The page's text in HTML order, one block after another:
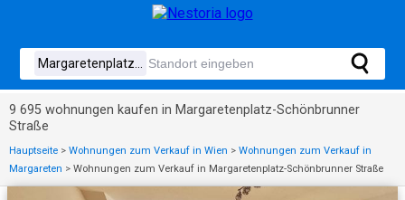
9 695 wohnungen kaufen in Margaretenplatz-Schönbrunner
Straße
Hauptseite > Wohnungen zum Verkauf in Wien > Wohnungen zum Verkauf in
Margareten > Wohnungen zum Verkauf in Margaretenplatz-Schönbrunner Straße